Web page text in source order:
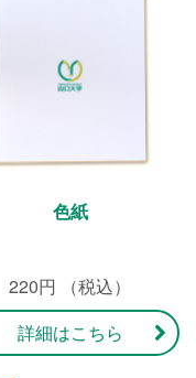
色紙
220円 （税込）
詳細はこちら